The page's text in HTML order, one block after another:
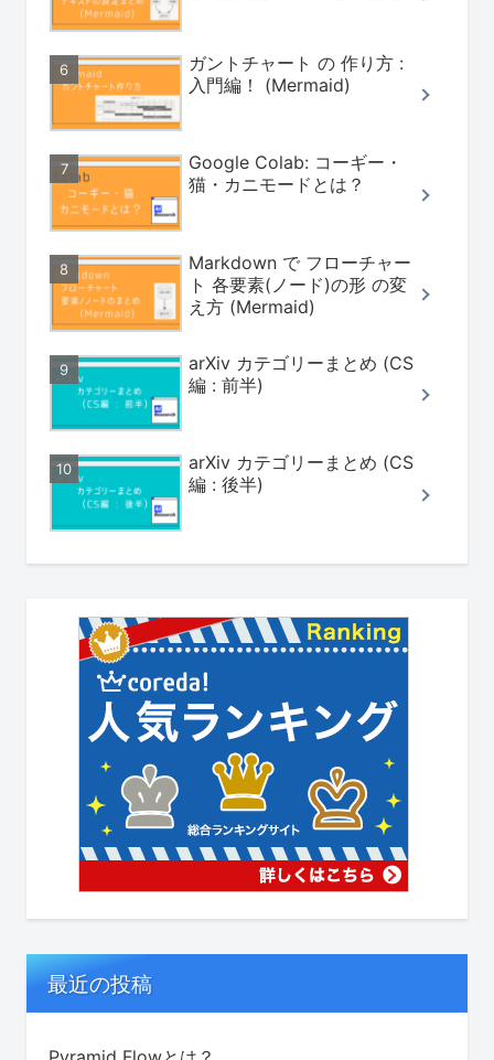
ガントチャート の 作り方 :
入門編！ (Mermaid)
Google Colab: コーギー・
猫・カニモードとは？
Markdown で フローチャー
ト 各要素(ノード)の形 の変
え方 (Mermaid)
arXiv カテゴリーまとめ (CS
編 : 前半)
arXiv カテゴリーまとめ (CS
編 : 後半)
最近の投稿